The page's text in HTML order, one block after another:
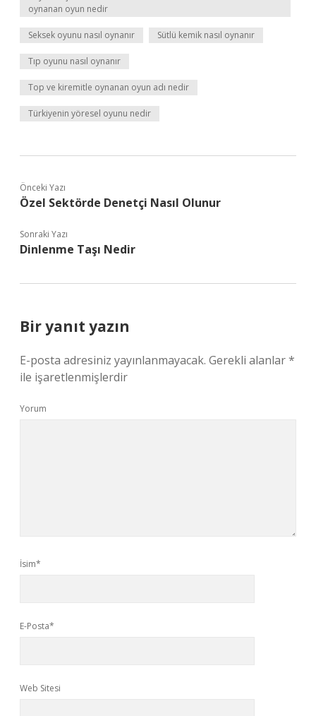
oynanan oyun nedir
Seksek oyunu nasıl oynanır Sütlü kemik nasıl oynanır
Tıp oyunu nasıl oynanır
Top ve kiremitle oynanan oyun adı nedir
Türkiyenin yöresel oyunu nedir
Önceki Yazı
Özel Sektörde Denetçi Nasıl Olunur
Sonraki Yazı
Dinlenme Taşı Nedir
Bir yanıt yazın
E-posta adresiniz yayınlanmayacak. Gerekli alanlar*
ile işaretlenmişlerdir
Yorum
İsim*
E-Posta*
Web Sitesi